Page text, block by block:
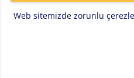
Web sitemizde zorunlu